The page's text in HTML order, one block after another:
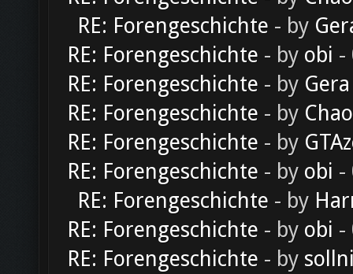
RE: Forengeschichte - by
RE: Forengeschichte - by obi -
RE: Forengeschichte - by Gera
RE: Forengeschichte - by
RE: Forengeschichte - by
RE: Forengeschichte - by obi -
RE: Forengeschichte - by
RE: Forengeschichte - by obi -
RE: Forengeschichte - by